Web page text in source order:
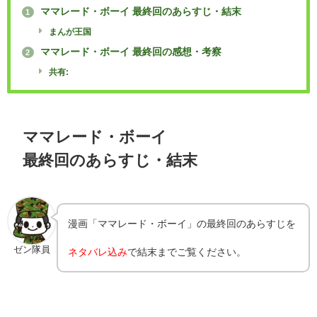
1 ママレード・ボーイ 最終回のあらすじ・結末
まんが王国
2 ママレード・ボーイ 最終回の感想・考察
共有:
ママレード・ボーイ
最終回のあらすじ・結末
ゼン隊員
漫画「ママレード・ボーイ」の最終回のあらすじを
ネタバレ込みで結末までご覧ください。